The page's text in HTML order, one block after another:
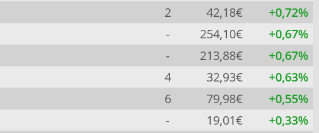
2 42,18€
+0,72%
- 254,10€
+0,67%
- 213,88€
+0,67%
4 32,93€
+0,63%
6 79,98€
+0,55%
- 19,01€
+0,33%